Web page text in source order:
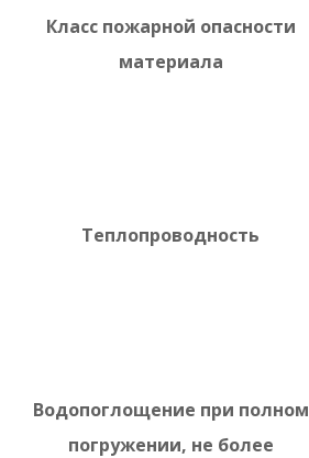
Класс пожарной опасности
материала
Теплопроводность
Водопоглощение при полном
погружении, не более